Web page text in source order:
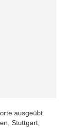
ausgeübt
Stuttgart,